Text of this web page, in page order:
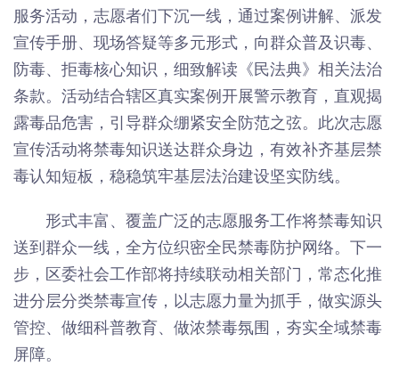
服务活动，志愿者们下沉一线，通过案例讲解、派发
宣传手册、现场答疑等多元形式，向群众普及识毒、
防毒、拒毒核心知识，细致解读《民法典》相关法治
条款。活动结合辖区真实案例开展警示教育，直观揭
露毒品危害，引导群众绷紧安全防范之弦。此次志愿
宣传活动将禁毒知识送达群众身边，有效补齐基层禁
毒认知短板，稳稳筑牢基层法治建设坚实防线。
形式丰富、覆盖广泛的志愿服务工作将禁毒知识
送到群众一线，全方位织密全民禁毒防护网络。下一
步，区委社会工作部将持续联动相关部门，常态化推
进分层分类禁毒宣传，以志愿力量为抓手，做实源头
管控、做细科普教育、做浓禁毒氛围，夯实全域禁毒
屏障。